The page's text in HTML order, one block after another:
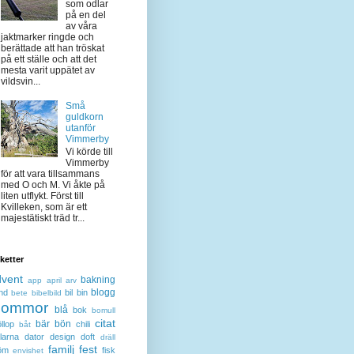
som odlar
på en del
av våra
jaktmarker ringde och
berättade att han tröskat
på ett ställe och att det
mesta varit uppätet av
vildsvin...
Små
guldkorn
utanför
Vimmerby
Vi körde till
Vimmerby
för att vara tillsammans
med O och M. Vi åkte på
liten utflykt. Först till
Kvilleken, som är ett
majestätiskt träd tr...
app april arv bakning
bete bibelbild bil bin blogg
blå bok bomull
båt bär bön chili citat
dator design doft dräll
envishet familj fest fisk